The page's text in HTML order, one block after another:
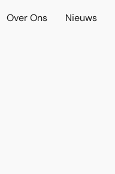
Over Ons Nieuws